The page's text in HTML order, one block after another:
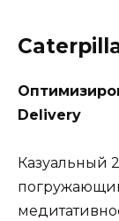
Delivery
Казуальный